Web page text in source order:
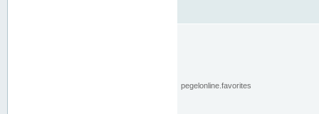
pegelonline.favorites